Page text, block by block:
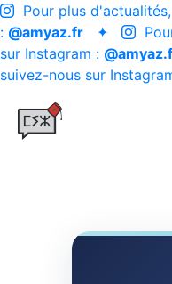
Pour plus
: @amyaz.fr ✦
sur Instagram :
suivez-nous sur